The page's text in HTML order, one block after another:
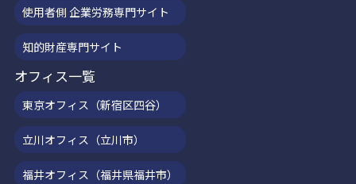
使用者側 企業労務専門サイト
知的財産専門サイト
オフィス一覧
東京オフィス（新宿区四谷）
立川オフィス（立川市）
福井オフィス（福井県福井市）